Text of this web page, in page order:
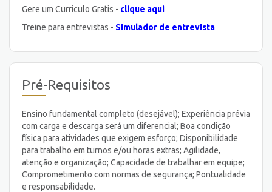
Gere um Curriculo Gratis - clique aqui
Treine para entrevistas - Simulador de entrevista
Pré-Requisitos
Ensino fundamental completo (desejável); Experiência prévia
com carga e descarga será um diferencial; Boa condição
física para atividades que exigem esforço; Disponibilidade
para trabalho em turnos e/ou horas extras; Agilidade,
atenção e organização; Capacidade de trabalhar em equipe;
Comprometimento com normas de segurança; Pontualidade
e responsabilidade.